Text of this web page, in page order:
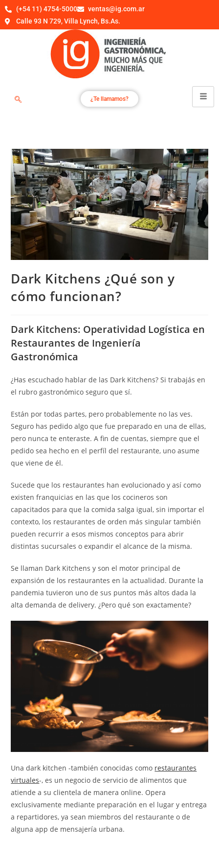
(+54 11) 4754-5000
ventas@ig.com.ar
Calle 93 N 729, Villa Lynch, Bs.As.
¿Te llamamos?
Dark Kitchens ¿Qué son y
cómo funcionan?
Dark Kitchens: Operatividad Logística en
Restaurantes de Ingeniería
Gastronómica
¿Has escuchado hablar de las Dark Kitchens? Si trabajás en
el rubro gastronómico seguro que sí.
Están por todas partes, pero probablemente no las ves.
Seguro has pedido algo que fue preparado en una de ellas,
pero nunca te enteraste. A fin de cuentas, siempre que el
pedido sea hecho en el perfíl del restaurante, uno asume
que viene de él.
Sucede que los restaurantes han evolucionado y así como
existen franquicias en las que los cocineros son
capacitados para que la comida salga igual, sin importar el
contexto, los restaurantes de orden más singular también
pueden recurrir a esos mismos conceptos para abrir
distintas sucursales o expandir el alcance de la misma.
Se llaman Dark Kitchens y son el motor principal de
expansión de los restaurantes en la actualidad. Durante la
pandemia tuvieron uno de sus puntos más altos dada la
alta demanda de delivery. ¿Pero qué son exactamente?
Una dark kitchen -también conocidas como restaurantes
virtuales-, es un negocio de servicio de alimentos que
atiende a su clientela de manera online. Opera
exclusivamente mediante preparación en el lugar y entrega
a repartidores, ya sean miembros del restaurante o de
alguna app de mensajería urbana.